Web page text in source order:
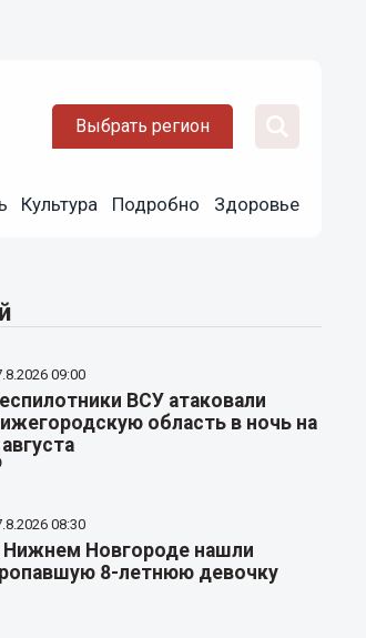
Выбрать регион
Культура Подробно Здоровье
09:00
ВСУ атаковали
область в ночь на
08:30
Нижнем Новгороде нашли
8-летнюю девочку